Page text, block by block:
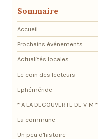
Sommaire
Accueil
Prochains événements
Actualités locales
Le coin des lecteurs
Ephéméride
* A LA DECOUVERTE DE V-M *
La commune
Un peu d'histoire